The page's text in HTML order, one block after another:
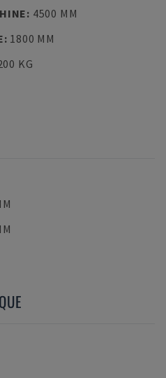
: 4500 MM
: 1800 MM
KG